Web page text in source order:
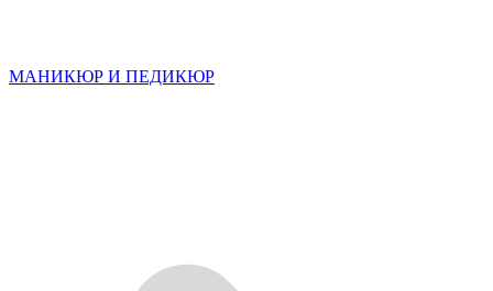
МАНИКЮР И ПЕДИКЮР